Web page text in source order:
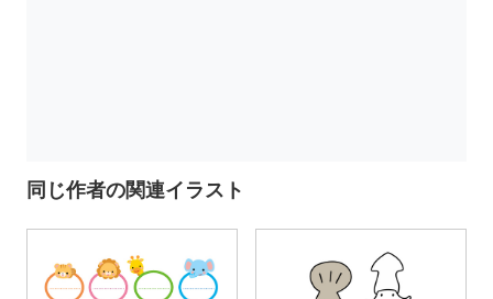
同じ作者の関連イラスト